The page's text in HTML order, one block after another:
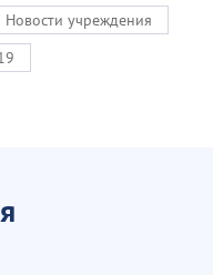
Новости учреждения